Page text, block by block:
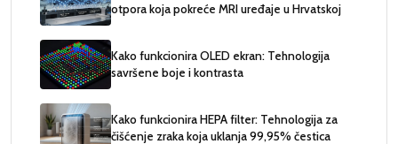
otpora koja pokreće MRI uređaje u Hrvatskoj
Kako funkcionira OLED ekran: Tehnologija
savršene boje i kontrasta
Kako funkcionira HEPA filter: Tehnologija za
čišćenje zraka koja uklanja 99,95% čestica